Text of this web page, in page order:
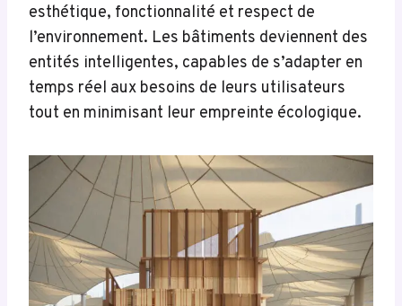
esthétique, fonctionnalité et respect de
l’environnement. Les bâtiments deviennent des
entités intelligentes, capables de s’adapter en
temps réel aux besoins de leurs utilisateurs
tout en minimisant leur empreinte écologique.